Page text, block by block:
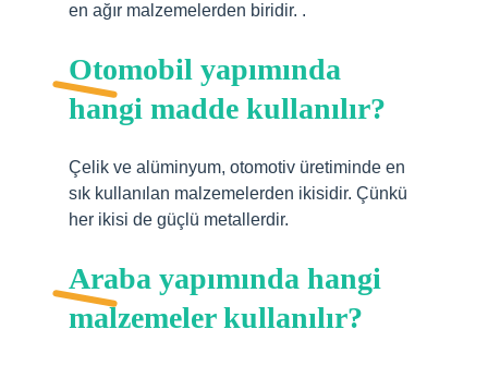
en ağır malzemelerden biridir. .
Otomobil yapımında
hangi madde kullanılır?
Çelik ve alüminyum, otomotiv üretiminde en
sık kullanılan malzemelerden ikisidir. Çünkü
her ikisi de güçlü metallerdir.
Araba yapımında hangi
malzemeler kullanılır?